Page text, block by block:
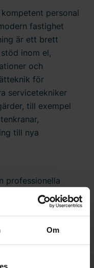
Om
personal
fastighet
är ett brett
inom el,
och
för
servicetekniker
till exempel
till nya
professionella